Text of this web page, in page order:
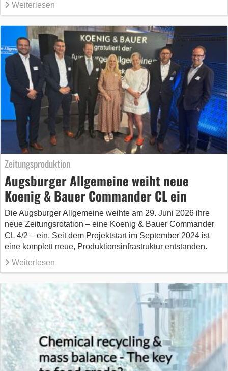
Weiterlesen
Zeitungsproduktion
Augsburger Allgemeine weiht neue
Koenig & Bauer Commander CL ein
Die Augsburger Allgemeine weihte am 29. Juni 2026 ihre
neue Zeitungsrotation – eine Koenig & Bauer Commander
CL 4/2 – ein. Seit dem Projektstart im September 2024 ist
eine komplett neue, Produktionsinfrastruktur entstanden.
Weiterlesen